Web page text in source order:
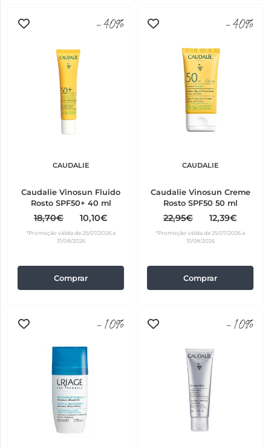
-40%
CAUDALIE
Caudalie Vinosun Fluido
Rosto SPF50+ 40 ml
18,70€ 10,10€
*Promoção válida de 25/07/2026 a
31/08/2026
Comprar
-40%
CAUDALIE
Caudalie Vinosun Creme
Rosto SPF50 50 ml
22,95€ 12,39€
*Promoção válida de 25/07/2026 a
31/08/2026
Comprar
-10% -10%